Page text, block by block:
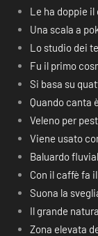
Le ha doppie il
Una scala a
Lo studio dei
Fu il primo
Si basa su
Quando canta
Veleno per
Viene usato
Baluardo
Con il caffè fa
Suona la
Il grande
Zona elevata